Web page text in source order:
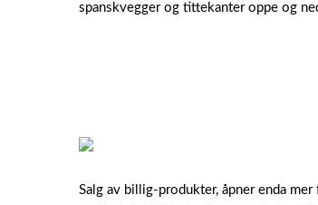
spanskvegger og tittekanter oppe og
Salg av billig-produkter, åpner enda